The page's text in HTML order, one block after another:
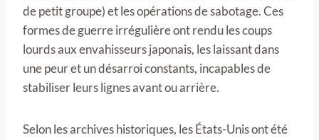
de petit groupe) et les opérations de sabotage. Ces
formes de guerre irrégulière ont rendu les coups
lourds aux envahisseurs japonais, les laissant dans
une peur et un désarroi constants, incapables de
stabiliser leurs lignes avant ou arrière.
Selon les archives historiques, les États-Unis ont été